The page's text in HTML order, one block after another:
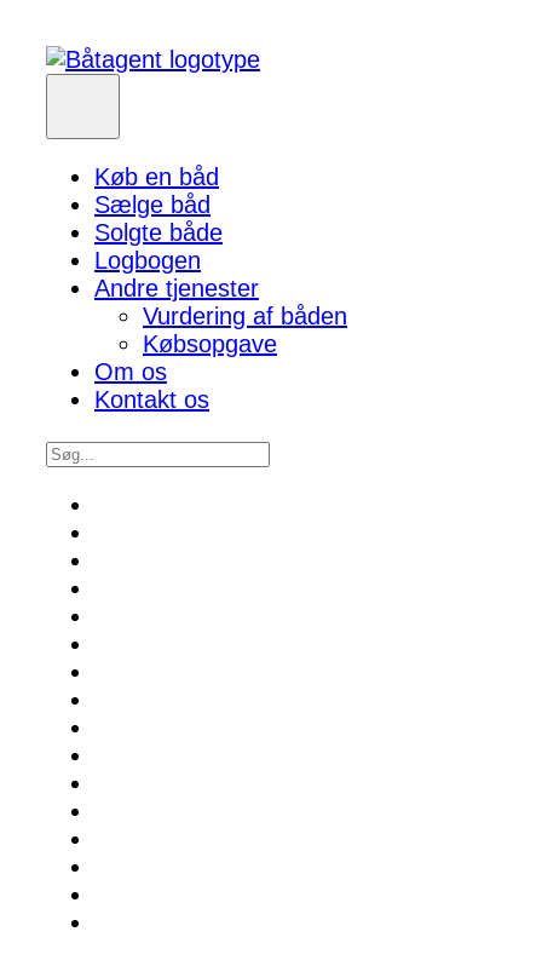
Køb en båd
Sælge båd
Solgte både
Logbogen
Andre tjenester
Vurdering af båden
Købsopgave
Om os
Kontakt os